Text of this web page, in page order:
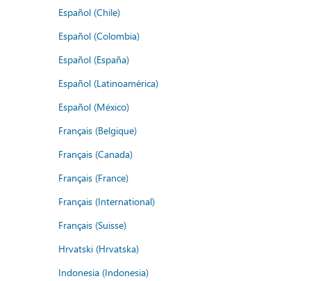
Español (Chile)
Español (Colombia)
Español (España)
Español (Latinoamérica)
Español (México)
Français (Belgique)
Français (Canada)
Français (France)
Français (International)
Français (Suisse)
Hrvatski (Hrvatska)
Indonesia (Indonesia)